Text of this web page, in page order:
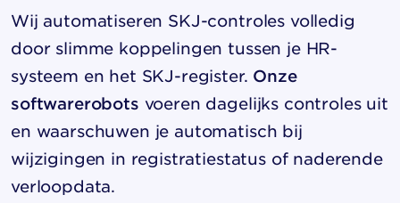
Wij automatiseren SKJ-controles volledig
door slimme koppelingen tussen je HR-
systeem en het SKJ-register. Onze
softwarerobots voeren dagelijks controles uit
en waarschuwen je automatisch bij
wijzigingen in registratiestatus of naderende
verloopdata.